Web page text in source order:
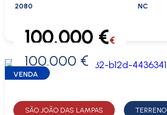
2080 NC
0 €
100.000 €€
100.000 €
VENDA
SÃO JOÃO DAS LAMPAS TERRENO